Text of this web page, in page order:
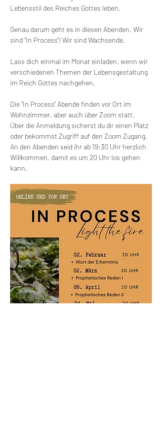
Lebensstil des Reiches Gottes leben.
Genau darum geht es in diesen Abenden. Wir
sind "In Process"! Wir sind Wachsende.
Lass dich einmal im Monat einladen, wenn wir
verschiedenen Themen der Lebensgestaltung
im Reich Gottes nachgehen.
Die "In Process" Abende finden vor Ort im
Wohnzimmer, aber auch über Zoom statt.
Über die Anmeldung sicherst du dir einen Platz
oder bekommst Zugriff auf den Zoom Zugang.
An den Abenden seid ihr ab 19:30 Uhr herzlich
Willkommen, damit es um 20 Uhr los gehen
kann.